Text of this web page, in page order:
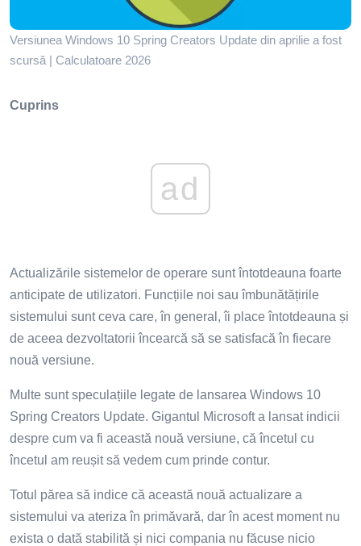
Versiunea Windows 10 Spring Creators Update din aprilie a fost
scursă | Calculatoare 2026
Cuprins
ad
Actualizările sistemelor de operare sunt întotdeauna foarte
anticipate de utilizatori. Funcțiile noi sau îmbunătățirile
sistemului sunt ceva care, în general, îi place întotdeauna și
de aceea dezvoltatorii încearcă să se satisfacă în fiecare
nouă versiune.
Multe sunt speculațiile legate de lansarea Windows 10
Spring Creators Update. Gigantul Microsoft a lansat indicii
despre cum va fi această nouă versiune, că încetul cu
încetul am reușit să vedem cum prinde contur.
Totul părea să indice că această nouă actualizare a
sistemului va ateriza în primăvară, dar în acest moment nu
exista o dată stabilită și nici compania nu făcuse nicio